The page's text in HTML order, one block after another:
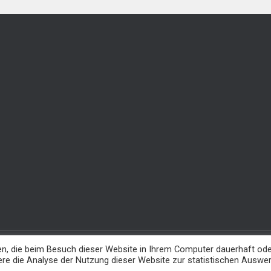
die beim Besuch dieser Website in Ihrem Computer dauerhaft
die Analyse der Nutzung dieser Website zur statistischen